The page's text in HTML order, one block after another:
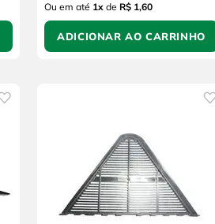
Ou em até 1x de R$ 1,60
ADICIONAR AO CARRINHO